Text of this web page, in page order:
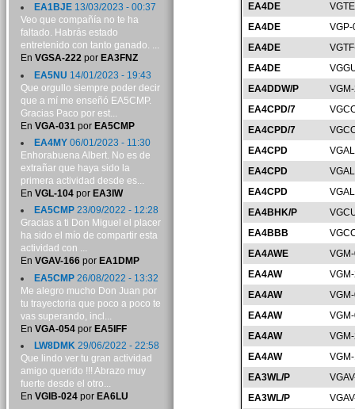
EA4DE
EA4DE
EA4DE
EA4DE
EA4DDW/P
EA4CPD/7
EA4CPD/7
EA4CPD
EA4CPD
EA4CPD
EA4BHK/P
EA4BBB
EA4AWE
EA4AW
EA4AW
EA4AW
EA4AW
EA4AW
EA3WL/P
EA3WL/P
EA1BJE13/03/2023 - 00:37
Veo que compañía no te ha
faltado. Habrás estado
entretenido con tanto ganado. ...
En VGSA-222por EA3FNZ
EA5NU 14/01/2023 - 19:43
Que orgullo siempre poder decir
que a mí me enseñó EA5CMP.
Gracias Paco por est...
En VGA-031 por EA5CMP
EA4MY06/01/2023 - 11:30
Enhorabuena Albert. No es de
extrañar que haya sido la
primera actividad desde es...
En VGL-104por EA3IW
EA5CMP23/09/2022 - 12:28
Gracias a ti Don Miguel el placer
ha sido el mío de compartir esta
actividad con ...
En VGAV-166por EA1DMP
EA5CMP26/08/2022 - 13:32
Me alegro mucho Don Juan por
tu trayectoria que poco a poco te
vas superando, incl...
En VGA-054por EA5IFF
LW8DMK29/06/2022 - 22:58
Que lindo ver tu gran actividad
amigo querido !!! Abrazo muy
fuerte desde el otro...
En VGIB-024por EA6LU